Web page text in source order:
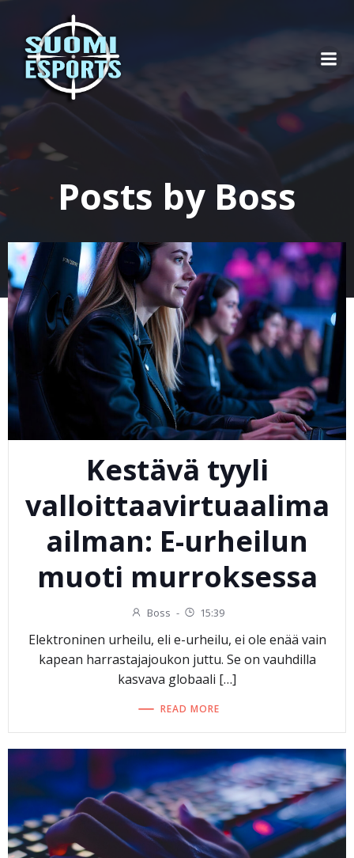
Posts by Boss
Kestävä tyyli
valloittaavirtuaalima
ailman: E-urheilun
muoti murroksessa
Boss - 15:39
Elektroninen urheilu, eli e-urheilu, ei ole enää vain
kapean harrastajajoukon juttu. Se on vauhdilla
kasvava globaali […]
READ MORE